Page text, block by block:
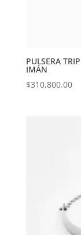
PULSERA
IMÁN
$310,800.00